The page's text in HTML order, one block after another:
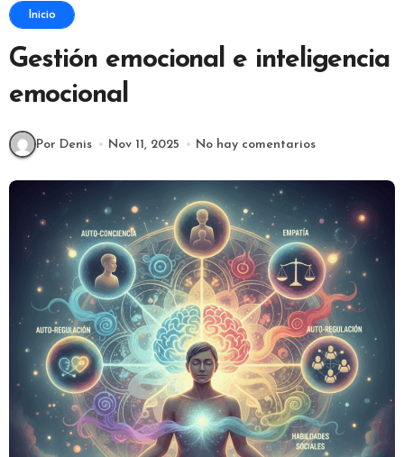
Inicio
Gestión emocional e inteligencia
emocional
Por Denis Nov 11, 2025 No hay comentarios